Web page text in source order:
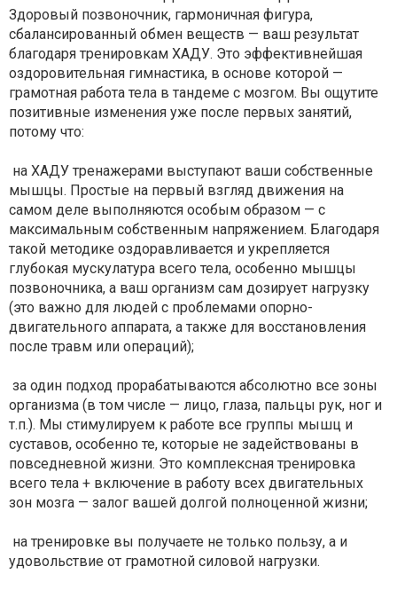
Здоровый позвоночник, гармоничная фигура,
сбалансированный обмен веществ — ваш результат
благодаря тренировкам ХАДУ. Это эффективнейшая
оздоровительная гимнастика, в основе которой —
грамотная работа тела в тандеме с мозгом. Вы ощутите
позитивные изменения уже после первых занятий,
потому что:
на ХАДУ тренажерами выступают ваши собственные
мышцы. Простые на первый взгляд движения на
самом деле выполняются особым образом — с
максимальным собственным напряжением. Благодаря
такой методике оздоравливается и укрепляется
глубокая мускулатура всего тела, особенно мышцы
позвоночника, а ваш организм сам дозирует нагрузку
(это важно для людей с проблемами опорно-
двигательного аппарата, а также для восстановления
после травм или операций);
за один подход прорабатываются абсолютно все зоны
организма (в том числе — лицо, глаза, пальцы рук, ног и
т.п.). Мы стимулируем к работе все группы мышц и
суставов, особенно те, которые не задействованы в
повседневной жизни. Это комплексная тренировка
всего тела + включение в работу всех двигательных
зон мозга — залог вашей долгой полноценной жизни;
на тренировке вы получаете не только пользу, а и
удовольствие от грамотной силовой нагрузки.